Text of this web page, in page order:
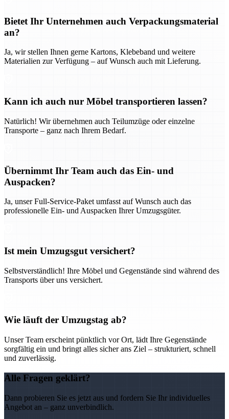
Bietet Ihr Unternehmen auch Verpackungsmaterial
an?
Ja, wir stellen Ihnen gerne Kartons, Klebeband und weitere
Materialien zur Verfügung – auf Wunsch auch mit Lieferung.
Kann ich auch nur Möbel transportieren lassen?
Natürlich! Wir übernehmen auch Teilumzüge oder einzelne
Transporte – ganz nach Ihrem Bedarf.
Übernimmt Ihr Team auch das Ein- und
Auspacken?
Ja, unser Full-Service-Paket umfasst auf Wunsch auch das
professionelle Ein- und Auspacken Ihrer Umzugsgüter.
Ist mein Umzugsgut versichert?
Selbstverständlich! Ihre Möbel und Gegenstände sind während des
Transports über uns versichert.
Wie läuft der Umzugstag ab?
Unser Team erscheint pünktlich vor Ort, lädt Ihre Gegenstände
sorgfältig ein und bringt alles sicher ans Ziel – strukturiert, schnell
und zuverlässig.
Alle Fragen geklärt?
Dann probieren Sie es jetzt aus und fordern Sie Ihr individuelles
Angebot an – ganz unverbindlich.